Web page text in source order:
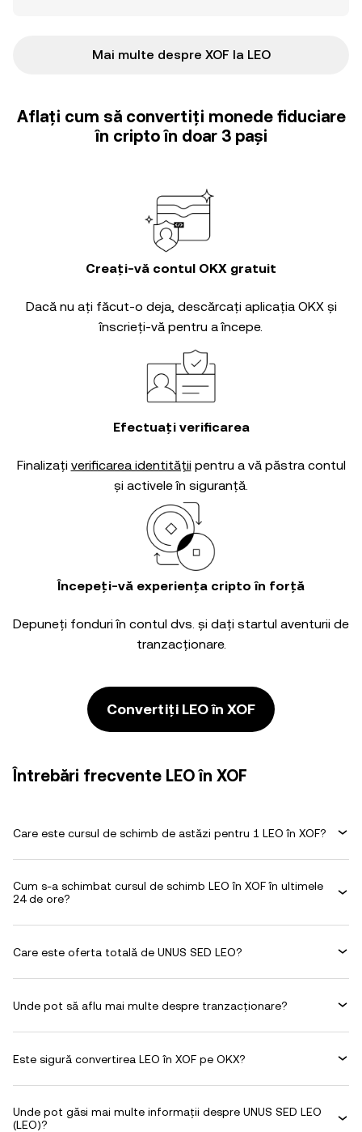
Mai multe despre XOF la LEO
Aflați cum să convertiți monede fiduciare
în cripto în doar 3 pași
Creați-vă contul OKX gratuit
Dacă nu ați făcut-o deja, descărcați aplicația OKX și
înscrieți-vă pentru a începe.
Efectuați verificarea
Finalizați verificarea identității pentru a vă păstra contul
și activele în siguranță.
Începeți-vă experiența cripto în forță
Depuneți fonduri în contul dvs. și dați startul aventurii de
tranzacționare.
Convertiți LEO în XOF
Întrebări frecvente LEO în XOF
Care este cursul de schimb de astăzi pentru 1 LEO în XOF?
Cum s-a schimbat cursul de schimb LEO în XOF în ultimele
24 de ore?
Care este oferta totală de UNUS SED LEO?
Unde pot să aflu mai multe despre tranzacționare?
Este sigură convertirea LEO în XOF pe OKX?
Unde pot găsi mai multe informații despre UNUS SED LEO
(LEO)?